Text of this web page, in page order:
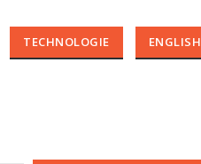
TECHNOLOGIE ENGLISH